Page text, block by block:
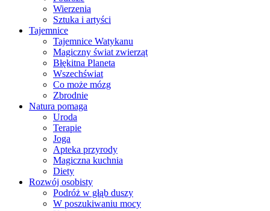
Wierzenia
Sztuka i artyści
Tajemnice
Tajemnice Watykanu
Magiczny świat zwierząt
Błękitna Planeta
Wszechświat
Co może mózg
Zbrodnie
Natura pomaga
Uroda
Terapie
Joga
Apteka przyrody
Magiczna kuchnia
Diety
Rozwój osobisty
Podróż w głąb duszy
W poszukiwaniu mocy